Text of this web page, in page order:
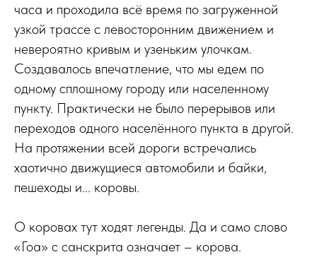
часа и проходила всё время по загруженной
узкой трассе с левосторонним движением и
невероятно кривым и узеньким улочкам.
Создавалось впечатление, что мы едем по
одному сплошному городу или населенному
пункту. Практически не было перерывов или
переходов одного населённого пункта в другой.
На протяжении всей дороги встречались
хаотично движущиеся автомобили и байки,
пешеходы и... коровы.
О коровах тут ходят легенды. Да и само слово
«Гоа» с санскрита означает – корова.